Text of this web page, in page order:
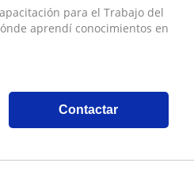
para el Trabajo del
aprendí conocimientos en
Contactar